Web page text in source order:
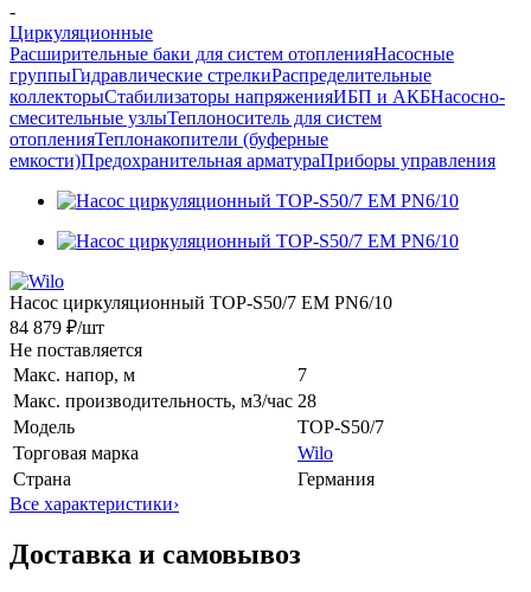
-
Циркуляционные
Расширительные баки для систем отопленияНасосные
группыГидравлические стрелкиРаспределительные
коллекторыСтабилизаторы напряженияИБП и АКБНасосно-
смесительные узлыТеплоноситель для систем
отопленияТеплонакопители (буферные
емкости)Предохранительная арматураПриборы управления
Насос циркуляционный TOP-S50/7 EM PN6/10
84 879 ₽/шт
Не поставляется
Макс. напор, м
7
Макс. производительность, м3/час 28
Модель
TOP-S50/7
Торговая марка
Wilo
Страна
Германия
Все характеристики›
Доставка и самовывоз